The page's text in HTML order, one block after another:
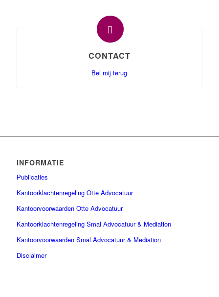
CONTACT
Bel mij terug
INFORMATIE
Publicaties
Kantoorklachtenregeling Otte Advocatuur
Kantoorvoorwaarden Otte Advocatuur
Kantoorklachtenregeling Smal Advocatuur & Mediation
Kantoorvoorwaarden Smal Advocatuur & Mediation
Disclaimer